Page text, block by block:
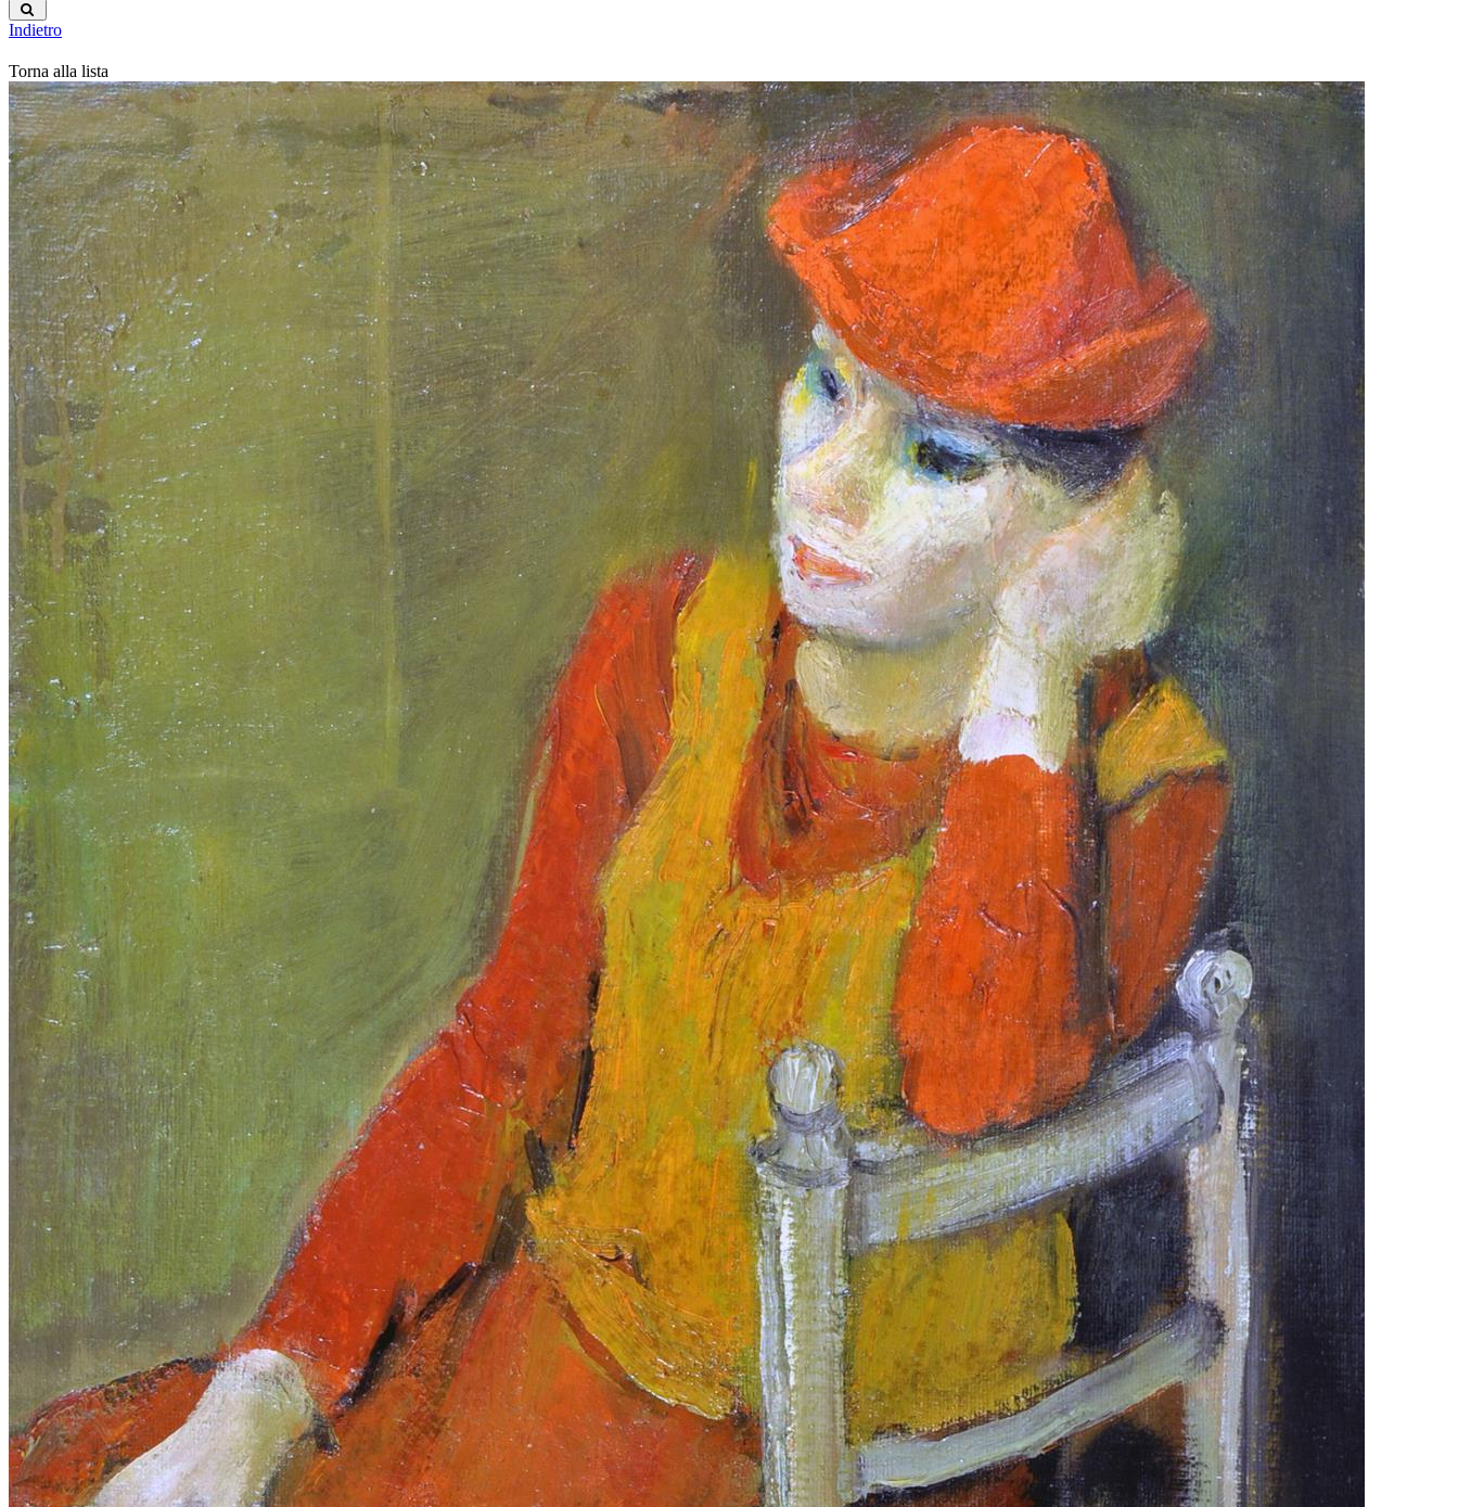
Indietro
Torna alla lista